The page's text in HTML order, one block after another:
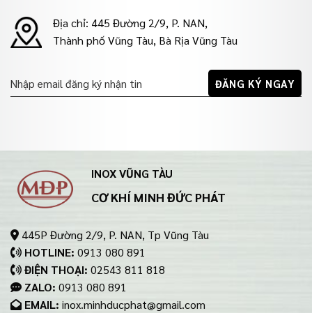
Địa chỉ: 445 Đường 2/9, P. NAN,
Thành phố Vũng Tàu, Bà Rịa Vũng Tàu
INOX VŨNG TÀU
CƠ KHÍ MINH ĐỨC PHÁT
445P Đường 2/9, P. NAN, Tp Vũng Tàu
HOTLINE: 0913 080 891
ĐIỆN THOẠI: 02543 811 818
ZALO: 0913 080 891
EMAIL: inox.minhducphat@gmail.com